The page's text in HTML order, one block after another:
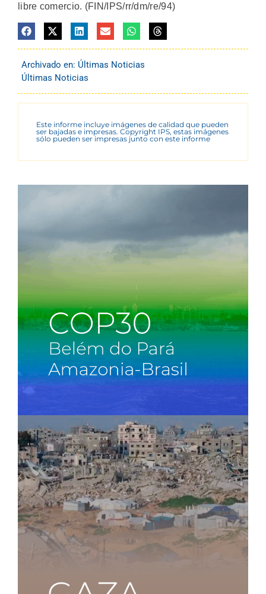
libre comercio. (FIN/IPS/rr/dm/re/94)
Archivado en: Últimas Noticias
Últimas Noticias
Este informe incluye imágenes de calidad que pueden
ser bajadas e impresas. Copyright IPS, estas imágenes
sólo pueden ser impresas junto con este informe